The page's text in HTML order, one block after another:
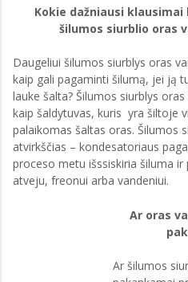
Kokie dažniausi
šilumos siurblio oras
Daugeliui šilumos siurblys oras
kaip gali pagaminti šilumą, jei ją
lauke šalta? Šilumos siurblys
kaip šaldytuvas, kuris yra šiltoje
palaikomas šaltas oras. Šilumos
atvirkščias – kondesatoriaus
proceso metu išssiskiria šiluma
atveju, freonui arba vandeniui.
Ar oras
Ar šilumos